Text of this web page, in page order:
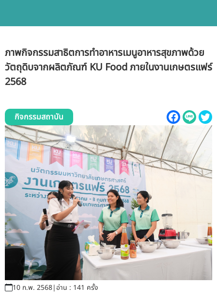
เกี่ยวกับสถาบัน
บุคลากรสถาบัน
รับข้อร้องเรียนและข้อเสนอแนะ
ติดต่อเรา
สายตรงผู้บริหาร
ภาพกิจกรรมสาธิตการทำอาหารเมนูอาหารสุขภาพด้วย
วัตถุดิบจากผลิตภัณฑ์ KU Food ภายในงานเกษตรแฟร์
2568
กิจกรรมสถาบัน
10 ก.พ. 2568|อ่าน : 141 ครั้ง